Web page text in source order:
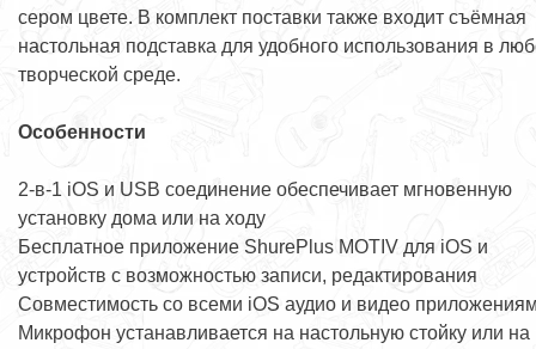
сером цвете. В комплект поставки также входит съёмная
настольная подставка для удобного использования в
творческой среде.
Особенности
2-в-1 iOS и USB соединение обеспечивает мгновенную
установку дома или на ходу
Бесплатное приложение ShurePlus MOTIV для iOS и
устройств с возможностью записи, редактирования
Совместимость со всеми iOS аудио и видео
Микрофон устанавливается на настольную стойку или на